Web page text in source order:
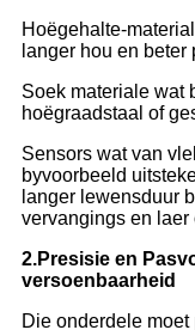
Hoëgehalte-
langer hou en beter
Soek materiale wat
hoëgraadstaal of
Sensors wat van
byvoorbeeld
langer lewensduur
vervangings en laer
2.Presisie en
versoenbaarheid
Die onderdele